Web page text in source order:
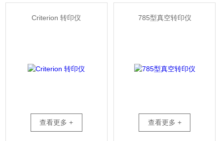
Criterion 转印仪
查看更多 +
785型真空转印仪
查看更多 +